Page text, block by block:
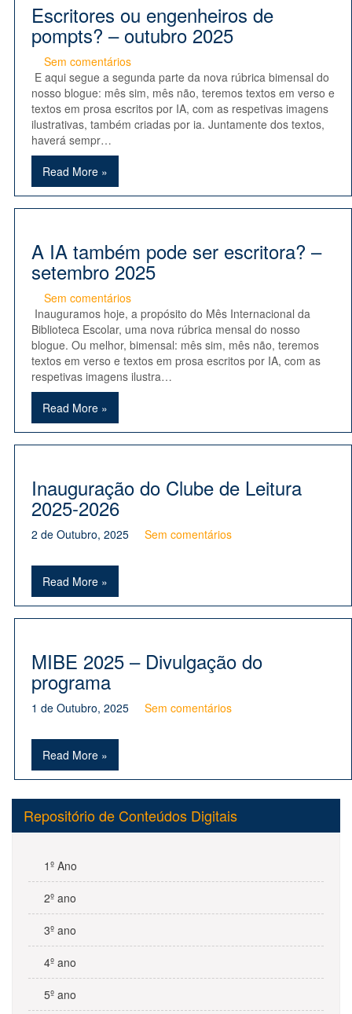
Escritores ou engenheiros de
pompts? – outubro 2025
Sem comentários
E aqui segue a segunda parte da nova rúbrica bimensal do
nosso blogue: mês sim, mês não, teremos textos em verso e
textos em prosa escritos por IA, com as respetivas imagens
ilustrativas, também criadas por ia. Juntamente dos textos,
haverá sempr…
Read More »
A IA também pode ser escritora? –
setembro 2025
Sem comentários
Inauguramos hoje, a propósito do Mês Internacional da
Biblioteca Escolar, uma nova rúbrica mensal do nosso
blogue. Ou melhor, bimensal: mês sim, mês não, teremos
textos em verso e textos em prosa escritos por IA, com as
respetivas imagens ilustra…
Read More »
Inauguração do Clube de Leitura
2025-2026
2 de Outubro, 2025 Sem comentários
Read More »
MIBE 2025 – Divulgação do
programa
1 de Outubro, 2025 Sem comentários
Read More »
Repositório de Conteúdos Digitais
1º Ano
2º ano
3º ano
4º ano
5º ano